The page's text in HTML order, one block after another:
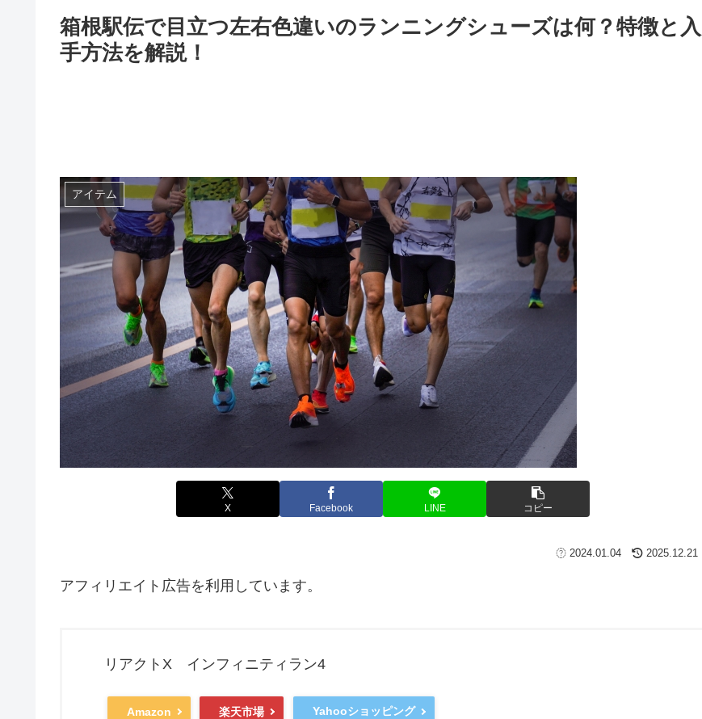
箱根駅伝で目立つ左右色違いのランニングシューズは何？特徴と入
手方法を解説！
アイテム
X Facebook LINE コピー
2024.01.04 2025.12.21
アフィリエイト広告を利用しています。
リアクトX インフィニティラン4
Amazon 楽天市場 Yahooショッピング